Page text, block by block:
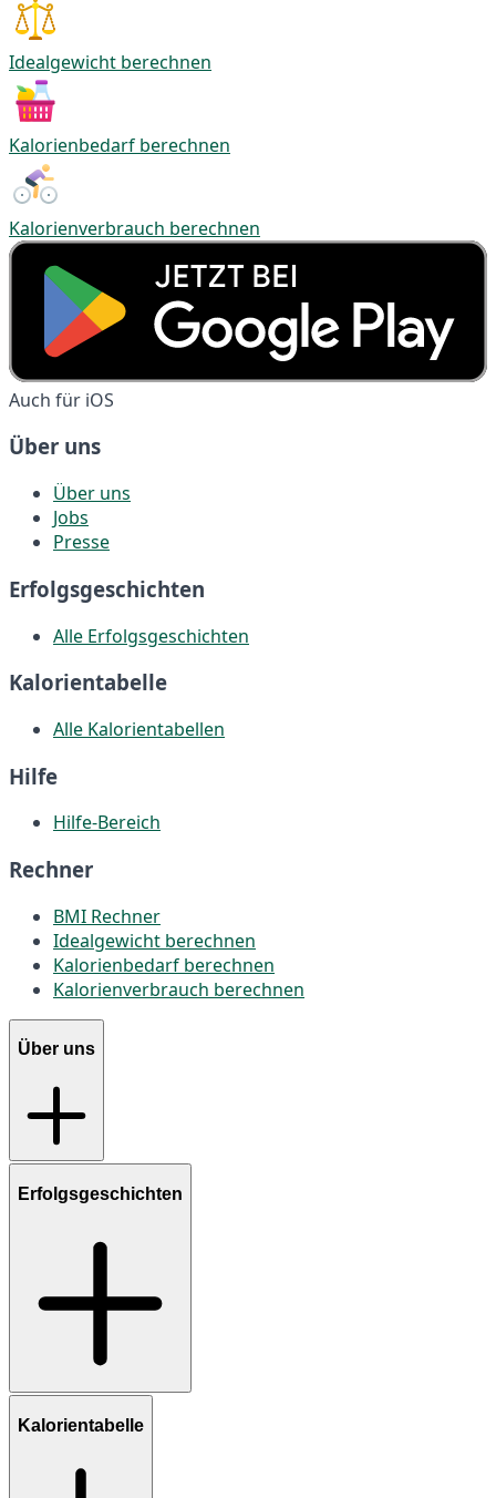
Idealgewicht berechnen
Kalorienbedarf berechnen
Kalorienverbrauch berechnen
Auch für iOS
Über uns
Über uns
Jobs
Presse
Erfolgsgeschichten
Alle Erfolgsgeschichten
Kalorientabelle
Alle Kalorientabellen
Hilfe
Hilfe-Bereich
Rechner
BMI Rechner
Idealgewicht berechnen
Kalorienbedarf berechnen
Kalorienverbrauch berechnen
Über uns
Erfolgsgeschichten
Kalorientabelle